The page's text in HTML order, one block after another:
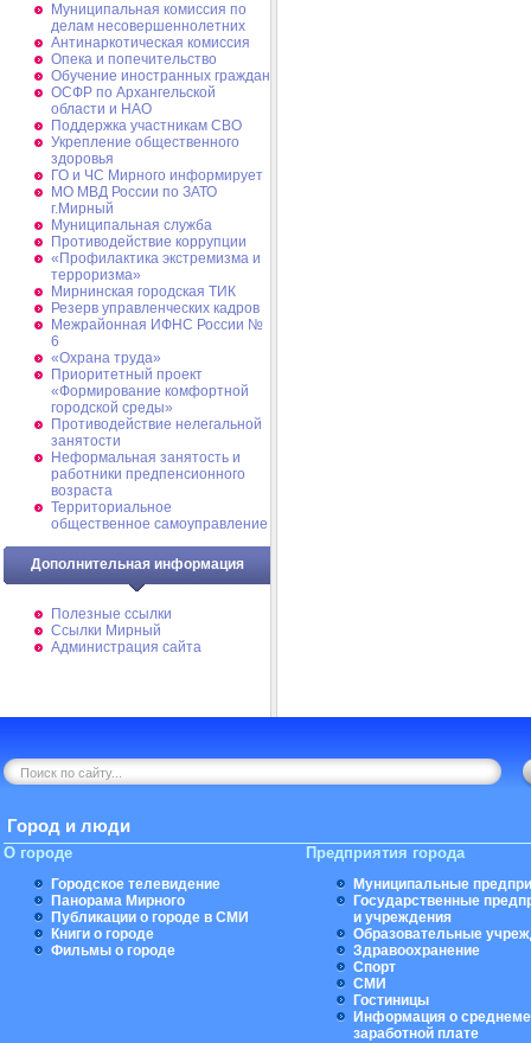
Муниципальная комиссия по
делам несовершеннолетних
Антинаркотическая комиссия
Опека и попечительство
Обучение иностранных граждан
ОСФР по Архангельской
области и НАО
Поддержка участникам СВО
Укрепление общественного
здоровья
ГО и ЧС Мирного информирует
МО МВД России по ЗАТО
г.Мирный
Муниципальная cлужба
Противодействие коррупции
«Профилактика экстремизма и
терроризма»
Мирнинская городская ТИК
Резерв управленческих кадров
Межрайонная ИФНС России №
6
«Охрана труда»
Приоритетный проект
«Формирование комфортной
городской среды»
Противодействие нелегальной
занятости
Неформальная занятость и
работники предпенсионного
возраста
Территориальное
общественное самоуправление
Дополнительная информация
Полезные ссылки
Ссылки Мирный
Администрация сайта
Город и люди
О городе
Городское телевидение
Панорама Мирного
Публикации о городе в СМИ
Книги о городе
Фильмы о городе
Предприятия города
Муниципальные
Государственные
и учреждения
Образовательные
Здравоохранение
Спорт
СМИ
Гостиницы
Информация о
заработной плате